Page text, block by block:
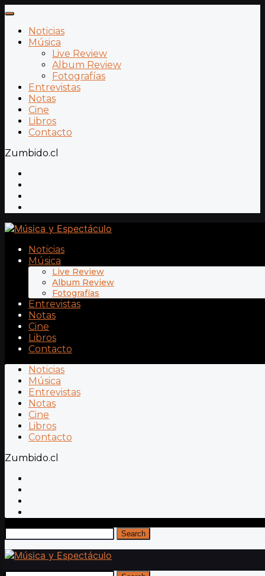
Noticias
Música
Live Review
Album Review
Fotografías
Entrevistas
Notas
Cine
Libros
Contacto
Zumbido.cl
Noticias
Música
Live Review
Album Review
Fotografías
Entrevistas
Notas
Cine
Libros
Contacto
Noticias
Música
Entrevistas
Notas
Cine
Libros
Contacto
Zumbido.cl
Search